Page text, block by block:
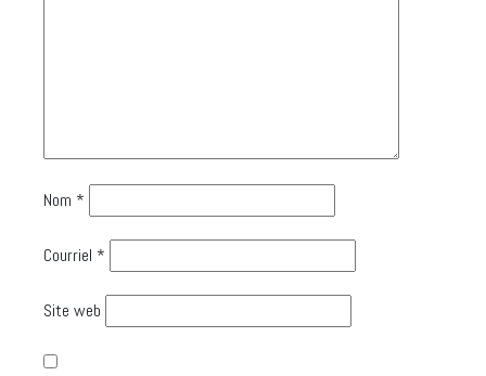
Nom *
Courriel *
Site web